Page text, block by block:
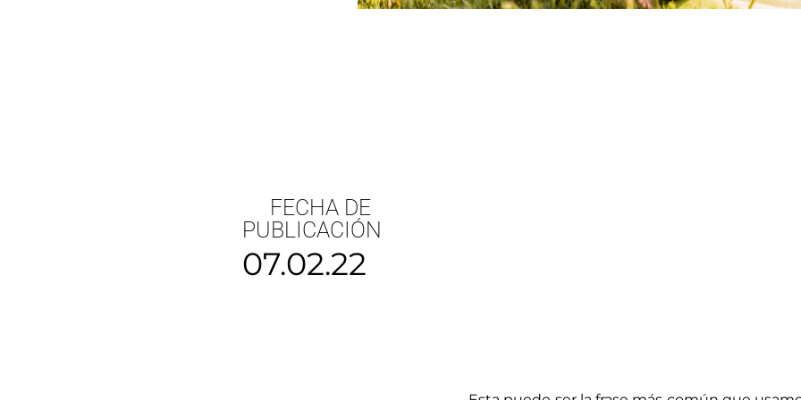
FECHA DE
PUBLICACIÓN
07.02.22